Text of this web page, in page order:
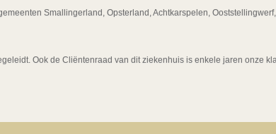
Smallingerland, Opsterland, Achtkarspelen,
Ook de Cliëntenraad van dit ziekenhuis is enkele jaren onze